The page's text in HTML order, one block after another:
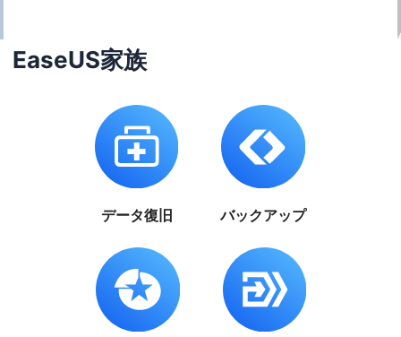
EaseUS家族
データ復旧 バックアップ